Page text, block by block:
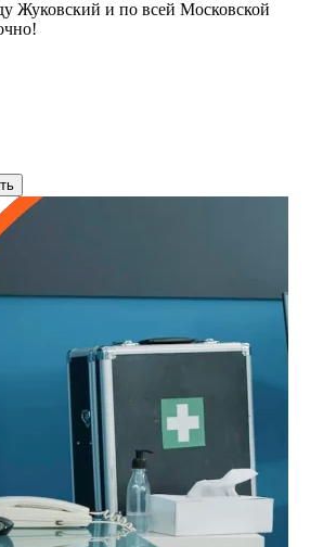
Жуковский и по всей Московской